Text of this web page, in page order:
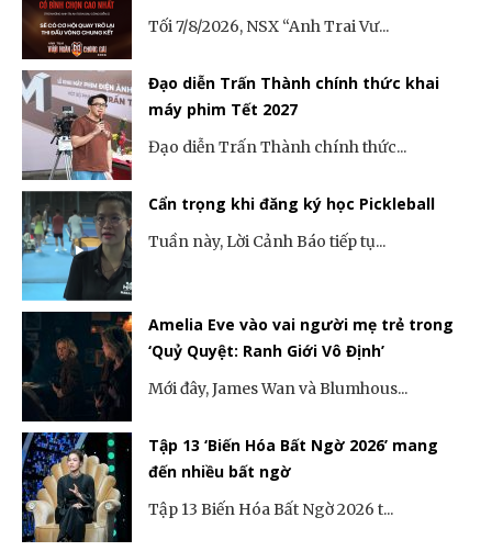
Tối 7/8/2026, NSX “Anh Trai Vư...
Đạo diễn Trấn Thành chính thức khai
máy phim Tết 2027
Đạo diễn Trấn Thành chính thức...
Cẩn trọng khi đăng ký học Pickleball
Tuần này, Lời Cảnh Báo tiếp tụ...
Amelia Eve vào vai người mẹ trẻ trong
‘Quỷ Quyệt: Ranh Giới Vô Định’
Mới đây, James Wan và Blumhous...
Tập 13 ‘Biến Hóa Bất Ngờ 2026’ mang
đến nhiều bất ngờ
Tập 13 Biến Hóa Bất Ngờ 2026 t...